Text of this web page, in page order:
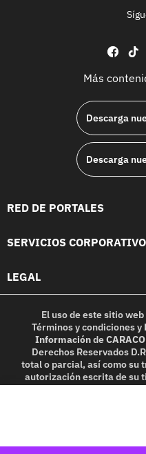
Más
Descarga
Descarga
RED DE PORTALES
SERVICIOS
LEGAL
El uso de este sitio
Términos y condicionesy
Informaciónde
Derechos Reservados
total o parcial, así como su
autorización escrita de su
in part, or translation